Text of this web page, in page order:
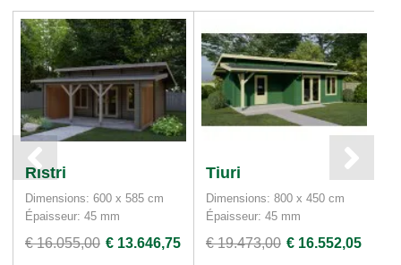
Ristri
Dimensions: 600 x 585 cm
Épaisseur: 45 mm
€ 16.055,00 € 13.646,75
Tiuri
Dimensions: 800 x 450 cm
Épaisseur: 45 mm
€ 19.473,00 € 16.552,05